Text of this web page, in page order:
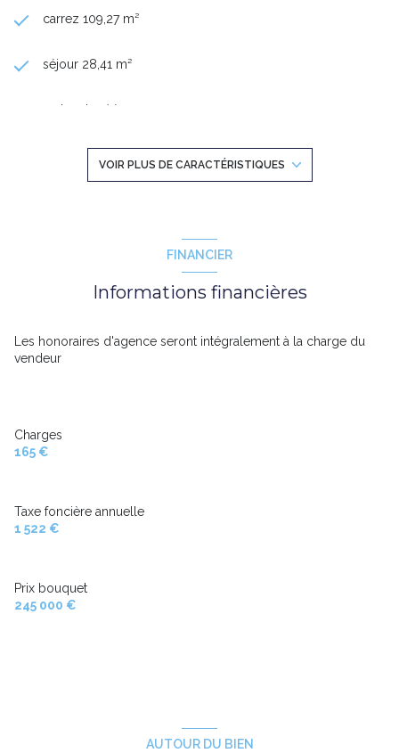
carrez 109,27 m²
séjour 28,41 m²
2 chambre(s)
cuisine séparée (équipée)
Chauffage individuel : radiateur (gaz de ville)
3 étage(s)
cave
VOIR PLUS DE CARACTÉRISTIQUES
FINANCIER
Informations financières
Les honoraires d'agence seront intégralement à la charge du
vendeur
Charges
165 €
Taxe foncière annuelle
1 522 €
Prix bouquet
245 000 €
AUTOUR DU BIEN